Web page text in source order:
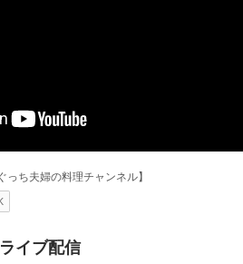
ライブ配信